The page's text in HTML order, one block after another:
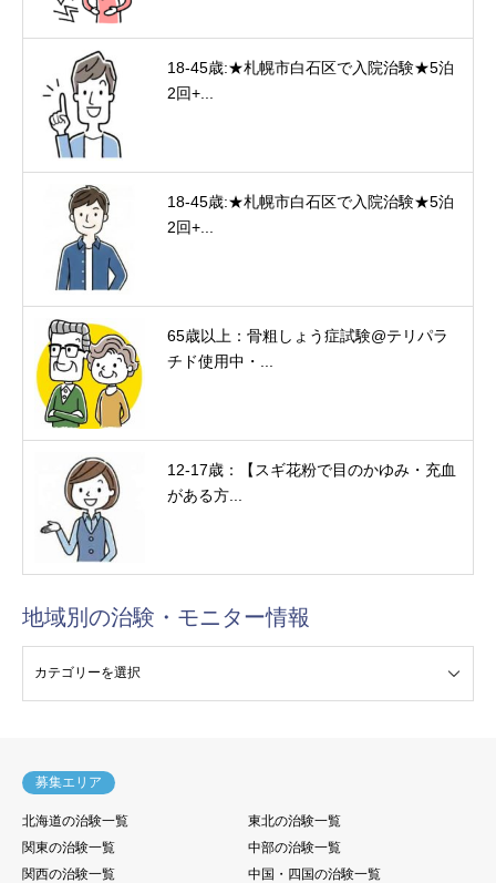
18-45歳:★札幌市白石区で入院治験★5泊
2回+...
18-45歳:★札幌市白石区で入院治験★5泊
2回+...
65歳以上：骨粗しょう症試験@テリパラ
チド使用中・...
12-17歳：【スギ花粉で目のかゆみ・充血
がある方...
地域別の治験・モニター情報
募集エリア
北海道の治験一覧
東北の治験一覧
関東の治験一覧
中部の治験一覧
関西の治験一覧
中国・四国の治験一覧